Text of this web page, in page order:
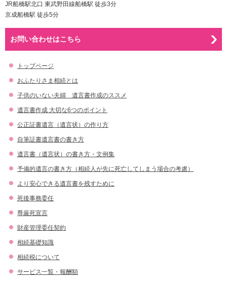
JR船橋駅北口 東武野田線船橋駅 徒歩3分
京成船橋駅 徒歩5分
お問い合わせはこちら
トップページ
おふたりさま相続とは
子供のいない夫婦 遺言書作成のススメ
遺言書作成 大切な6つのポイント
公正証書遺言（遺言状）の作り方
自筆証書遺言書の書き方
遺言書（遺言状）の書き方・文例集
予備的遺言の書き方（相続人が先に死亡してしまう場合の考慮）
より安心できる遺言書を残すために
死後事務委任
尊厳死宣言
財産管理委任契約
相続基礎知識
相続税について
サービス一覧・報酬額